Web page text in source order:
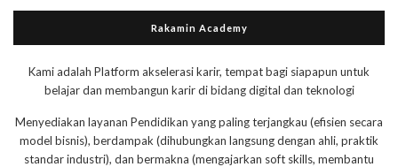
Rakamin Academy
Kami adalah Platform akselerasi karir, tempat bagi siapapun untuk
belajar dan membangun karir di bidang digital dan teknologi
Menyediakan layanan Pendidikan yang paling terjangkau (efisien secara
model bisnis), berdampak (dihubungkan langsung dengan ahli, praktik
standar industri), dan bermakna (mengajarkan soft skills, membantu